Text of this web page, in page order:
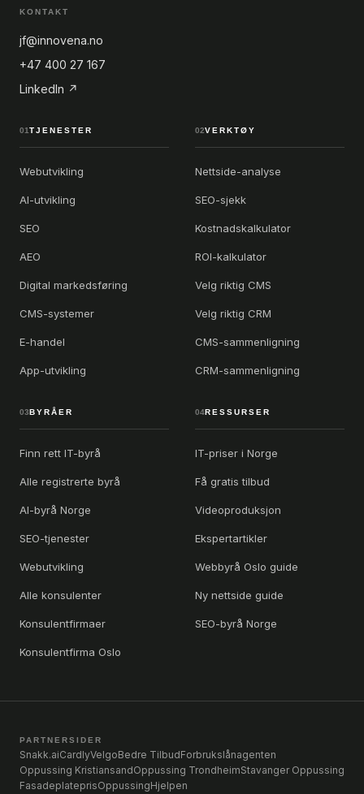
KONTAKT
jf@innovena.no
+47 400 27 167
LinkedIn ↗
01TJENESTER
Webutvikling
AI-utvikling
SEO
AEO
Digital markedsføring
CMS-systemer
E-handel
App-utvikling
02VERKTØY
Nettside-analyse
SEO-sjekk
Kostnadskalkulator
ROI-kalkulator
Velg riktig CMS
Velg riktig CRM
CMS-sammenligning
CRM-sammenligning
03 BYRÅER
Finn rett IT-byrå
Alle registrerte byrå
AI-byrå Norge
SEO-tjenester
Webutvikling
Alle konsulenter
Konsulentfirmaer
Konsulentfirma Oslo
04RESSURSER
IT-priser i Norge
Få gratis tilbud
Videoproduksjon
Ekspertartikler
Webbyrå Oslo guide
Ny nettside guide
SEO-byrå Norge
PARTNERSIDER
Snakk.aiCardlyVelgoBedre TilbudForbrukslånagenten
Oppussing KristiansandOppussing TrondheimStavanger Oppussing
FasadeplateprisOppussingHjelpen